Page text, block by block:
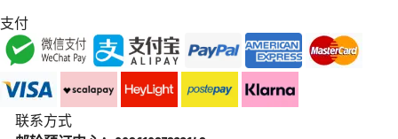
支付
联系方式